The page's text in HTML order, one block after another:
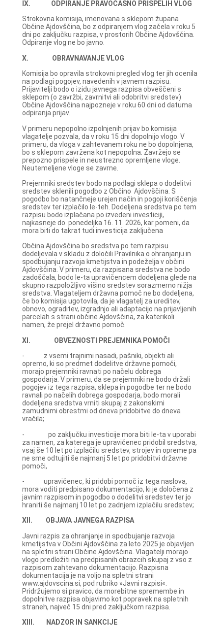
IX. ODPIRANJE PRAVOČASNO PRISPELIH VLOG
Strokovna komisija, imenovana s sklepom župana
Občine Ajdovščina, bo z odpiranjem vlog začela v roku 5
dni po zaključku razpisa, v prostorih Občine Ajdovščina.
Odpiranje vlog ne bo javno.
X. OBRAVNAVANJE VLOG
Komisija bo opravila strokovni pregled vlog ter jih ocenila
na podlagi pogojev, navedenih v javnem razpisu.
Prijavitelji bodo o izidu javnega razpisa obveščeni s
sklepom (o zavržbi, zavrnitvi ali odobritvi sredstev)
Občine Ajdovščina najpozneje v roku 60 dni od datuma
odpiranja prijav.
V primeru nepopolno izpolnjenih prijav bo komisija
vlagatelje pozvala, da v roku 15 dni dopolnijo vlogo. V
primeru, da vloga v zahtevanem roku ne bo dopolnjena,
bo s sklepom zavržena kot nepopolna. Zavržejo se
prepozno prispele in neustrezno opremljene vloge.
Neutemeljene vloge se zavrne.
Prejemniki sredstev bodo na podlagi sklepa o dodelitvi
sredstev sklenili pogodbo z Občino Ajdovščina. S
pogodbo bo natančneje urejen način in pogoji koriščenja
sredstev ter izplačilo le-teh. Dodeljena sredstva po tem
razpisu bodo izplačana po izvedeni investiciji,
najkasneje do ponedeljka 16. 11. 2026, kar pomeni, da
mora biti do takrat tudi investicija zaključena
Občina Ajdovščina bo sredstva po tem razpisu
dodeljevala v skladu z določili Pravilnika o ohranjanju in
spodbujanju razvoja kmetijstva in podeželja v občini
Ajdovščina. V primeru, da razpisana sredstva ne bodo
zadoščala, bodo le-ta upravičencem dodeljena glede na
skupno razpoložljivo višino sredstev sorazmerno nižja
sredstva. Vlagateljem državna pomoč ne bo dodeljena,
če bo komisija ugotovila, da je vlagatelj za ureditev,
obnovo, ograditev, izgradnjo ali adaptacijo na prijavljenih
parcelah s strani občine Ajdovščina, za katerikoli
namen, že prejel državno pomoč.
XI. OBVEZNOSTI PREJEMNIKA POMOČI
- z vsemi trajnimi nasadi, pašniki, objekti ali
opremo, ki so predmet dodelitve državne pomoči,
morajo prejemniki ravnati po načelu dobrega
gospodarja. V primeru, da se prejemniki ne bodo držali
pogojev iz tega razpisa, sklepa in pogodbe ter ne bodo
ravnali po načelih dobrega gospodarja, bodo morali
dodeljena sredstva vrniti skupaj z zakonskimi
zamudnimi obrestmi od dneva pridobitve do dneva
vračila;
- po zaključku investicije mora biti le-ta v uporabi
za namen, za katerega je upravičenec pridobil sredstva,
vsaj še 10 let po izplačilu sredstev, strojev in opreme pa
ne sme odtujiti še najmanj 5 let po pridobitvi državne
pomoči,
- upravičenec, ki pridobi pomoč iz tega naslova,
mora voditi predpisano dokumentacijo, ki je določena z
javnim razpisom in pogodbo o dodelitvi sredstev ter jo
hraniti še najmanj 10 let po zadnjem izplačilu sredstev;
XII. OBJAVA JAVNEGA RAZPISA
Javni razpis za ohranjanje in spodbujanje razvoja
kmetijstva v Občini Ajdovščina za leto 2025 je objavljen
na spletni strani Občine Ajdovščina. Vlagatelji morajo
vlogo predložiti na predpisanih obrazcih skupaj z vso z
razpisom zahtevano dokumentacijo. Razpisna
dokumentacija je na voljo na spletni strani
www.ajdovscina.si, pod rubriko »Javni razpisi«.
Pridržujemo si pravico, da morebitne spremembe in
dopolnitve razpisa objavimo kot popravek na spletnih
straneh, največ 15 dni pred zaključkom razpisa.
XIII. NADZOR IN SANKCIJE